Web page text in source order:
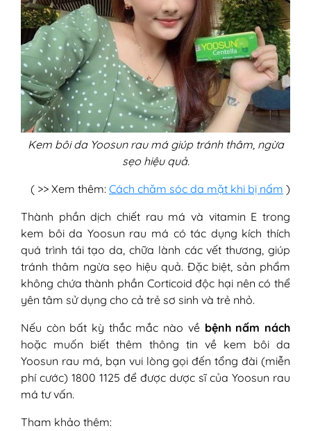
Kem bôi da Yoosun rau má giúp tránh thâm, ngừa
sẹo hiệu quả.
( >> Xem thêm: Cách chăm sóc da mặt khi bị nấm )
Thành phần dịch chiết rau má và vitamin E trong
kem bôi da Yoosun rau má có tác dụng kích thích
quá trình tái tạo da, chữa lành các vết thương, giúp
tránh thâm ngừa sẹo hiệu quả. Đặc biệt, sản phẩm
không chứa thành phần Corticoid độc hại nên có thể
yên tâm sử dụng cho cả trẻ sơ sinh và trẻ nhỏ.
Nếu còn bất kỳ thắc mắc nào về bệnh nấm nách
hoặc muốn biết thêm thông tin về kem bôi da
Yoosun rau má, bạn vui lòng gọi đến tổng đài (miễn
phí cước) 1800 1125 để được dược sĩ của Yoosun rau
má tư vấn.
Tham khảo thêm: